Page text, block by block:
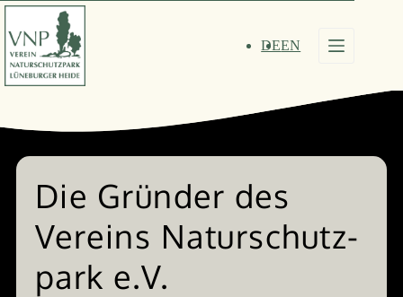
Zum
springen
DEEN
Die Gründer des
Vereins Natur­schutz­­
park e.V.